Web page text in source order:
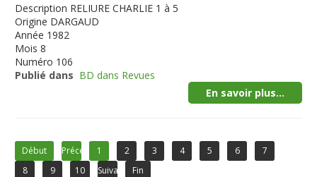
Description RELIURE CHARLIE 1 à 5
Origine DARGAUD
Année 1982
Mois 8
Numéro 106
Publié dans BD dans Revues
En savoir plus...
Début Précédent1 2 3 4 5 6
7
8
9 10 Suivant
Fin